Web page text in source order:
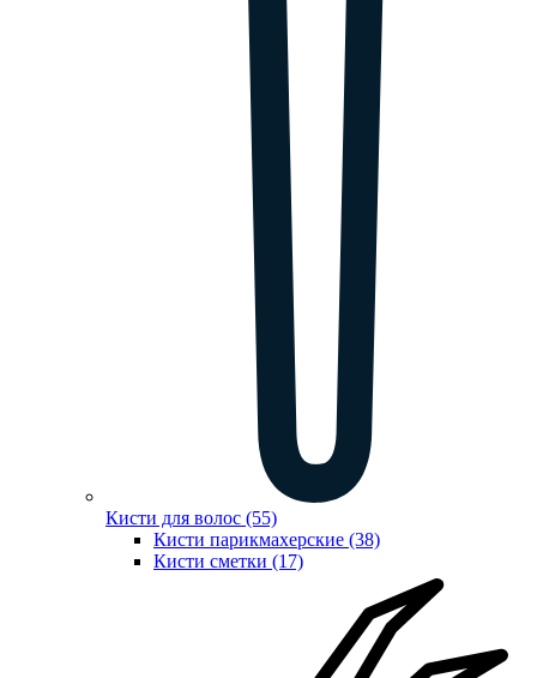
Кисти для волос (55)
Кисти парикмахерские (38)
Кисти сметки (17)